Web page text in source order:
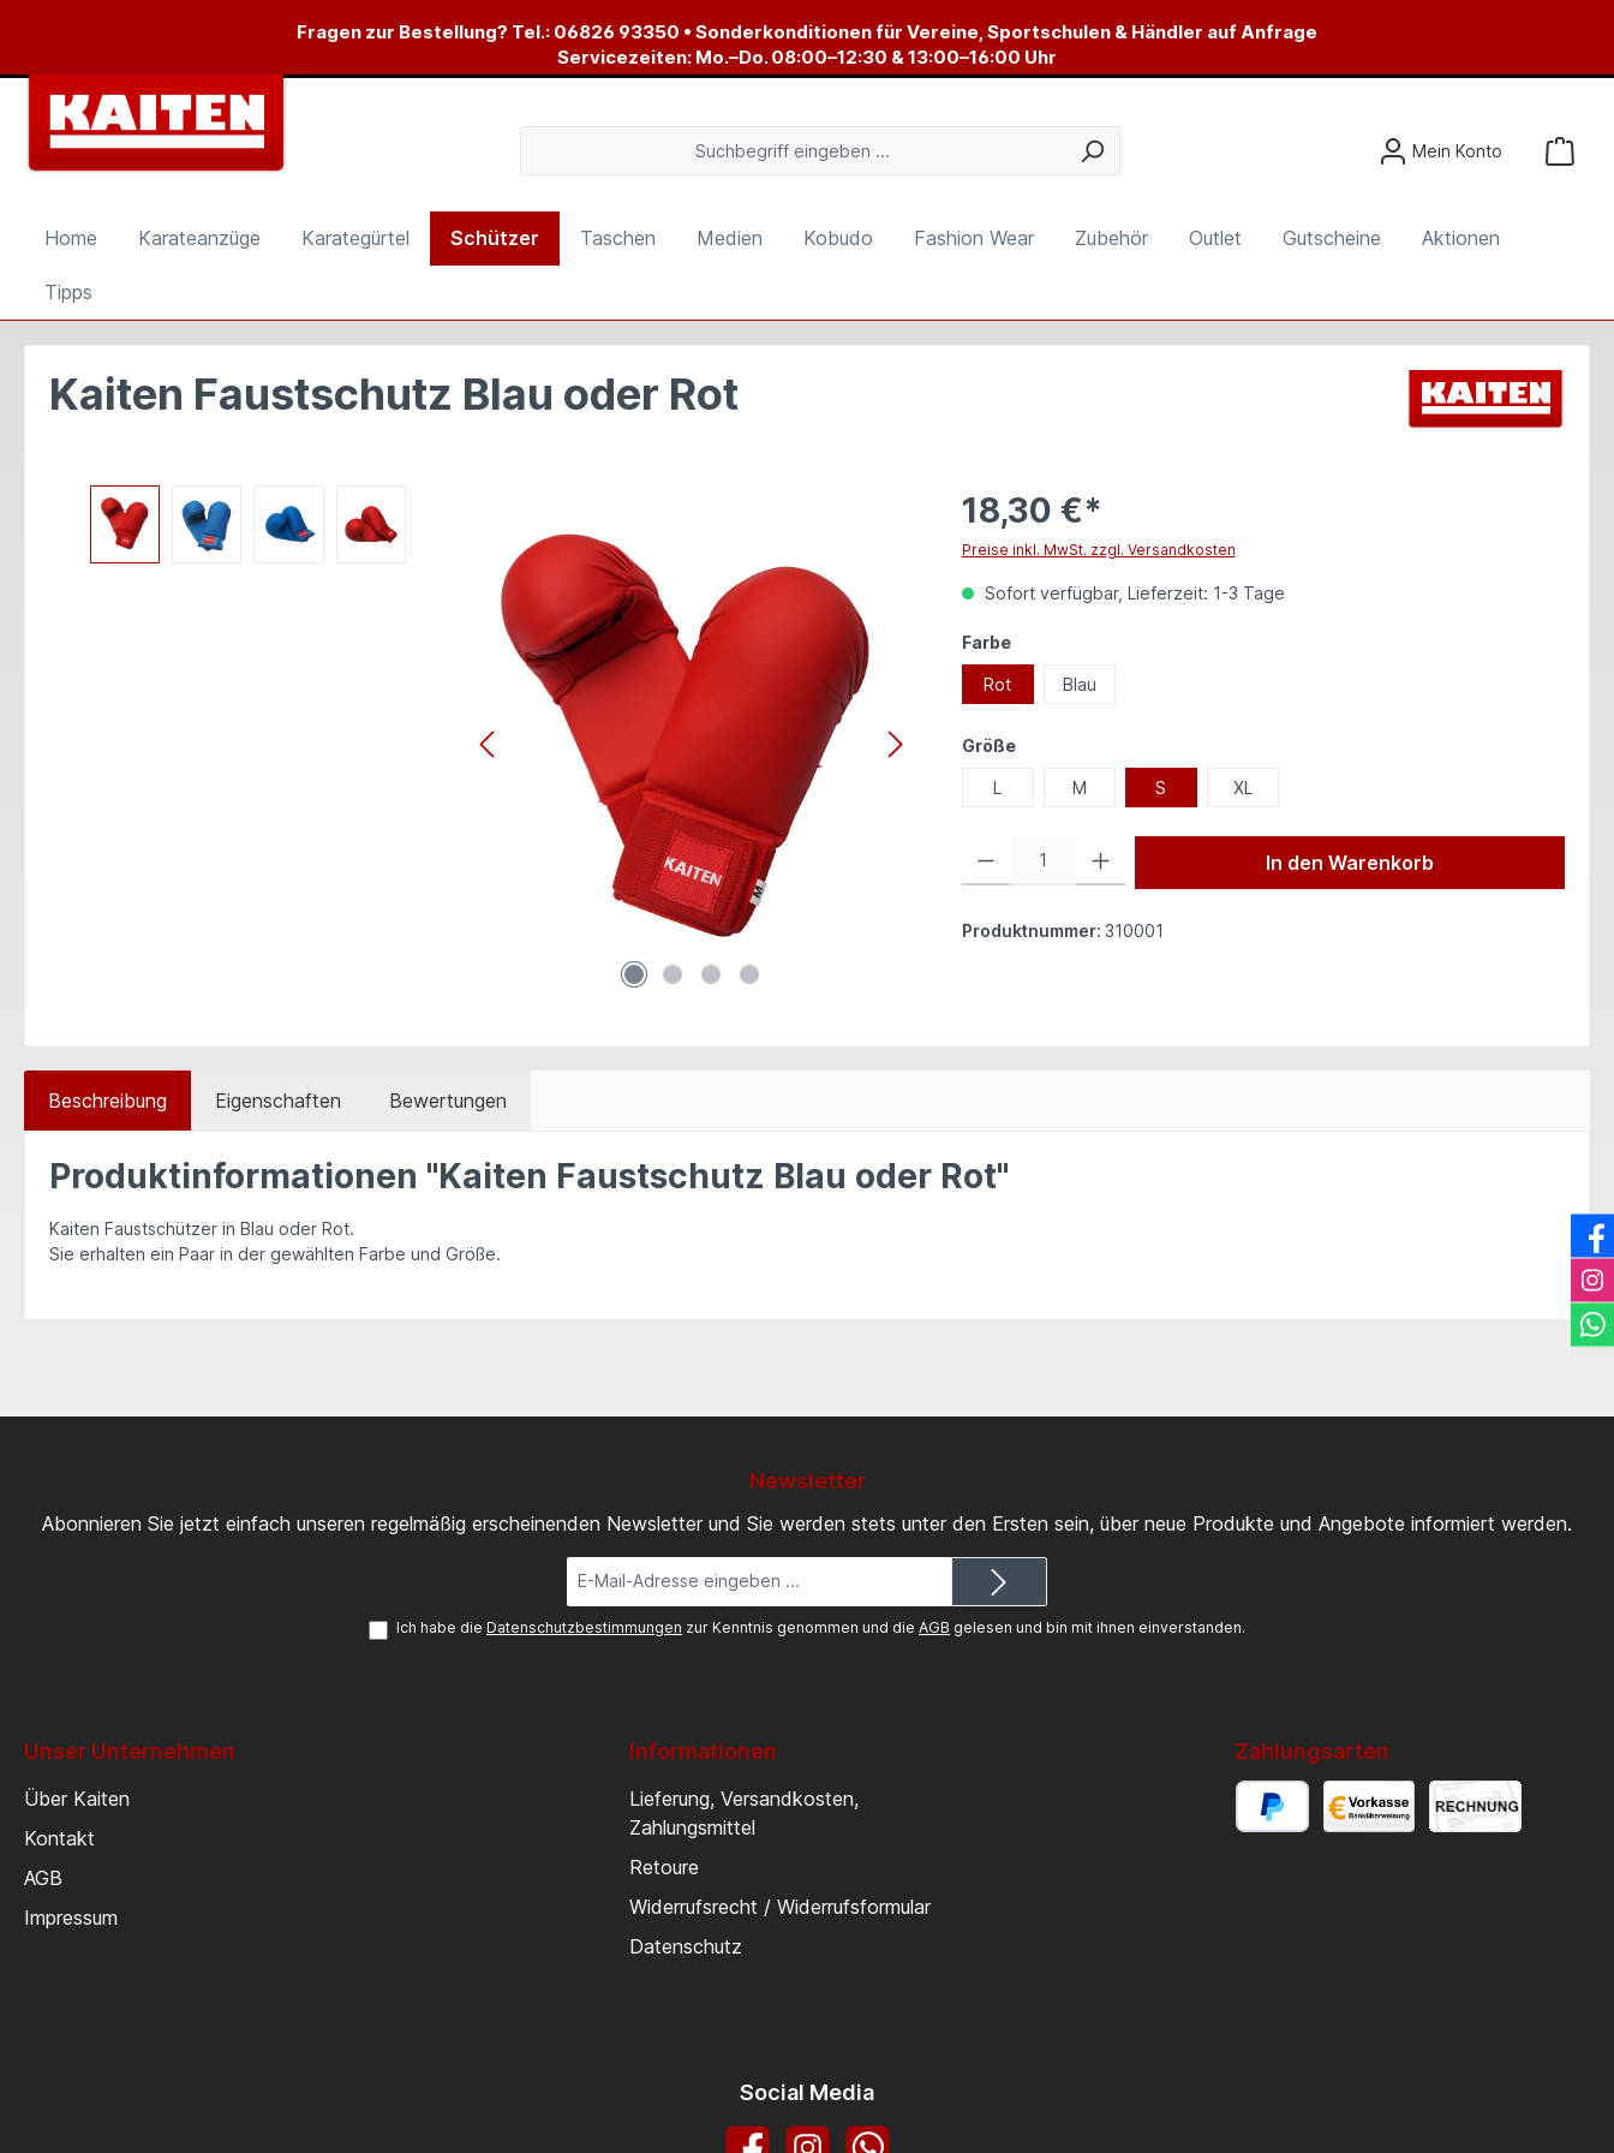
Zur Hauptnavigation springenFragen zur Bestellung? Tel.: 06826 93350 • Sonderkonditionen für Vereine, Sportschulen & Händler auf Anfrage
Servicezeiten: Mo.–Do. 08:00–12:30 & 13:00–16:00 Uhr
Mein Konto
Home Karateanzüge Karategürtel Schützer Taschen Medien Kobudo Fashion Wear Zubehör Outlet Gutscheine Aktionen
Tipps
Kaiten Faustschutz Blau oder Rot
Bildergalerie überspringen 18,30 €*
Preise inkl. MwSt. zzgl. Versandkosten
Sofort verfügbar, Lieferzeit: 1-3 Tage
Farbeauswählen
Rot Blau
Größeauswählen
L M S XL
In den Warenkorb
Produktnummer: 310001
Beschreibung Eigenschaften Bewertungen
Produktinformationen "Kaiten Faustschutz Blau oder Rot"
Kaiten Faustschützer in Blau oder Rot.
Sie erhalten ein Paar in der gewählten Farbe und Größe.
Newsletter
Abonnieren Sie jetzt einfach unseren regelmäßig erscheinenden Newsletter und Sie werden stets unter den Ersten sein, über neue Produkte und Angebote informiert werden.
Mail-
Adresse*
Ich habe die Datenschutzbestimmungen zur Kenntnis genommen und die AGB gelesen und bin mit ihnen einverstanden.
Unser Unternehmen
Über Kaiten
Kontakt
AGB
Impressum
Informationen
Lieferung, Versandkosten,
Zahlungsmittel
Retoure
Widerrufsrecht / Widerrufsformular
Datenschutz
Zahlungsarten
Social Media